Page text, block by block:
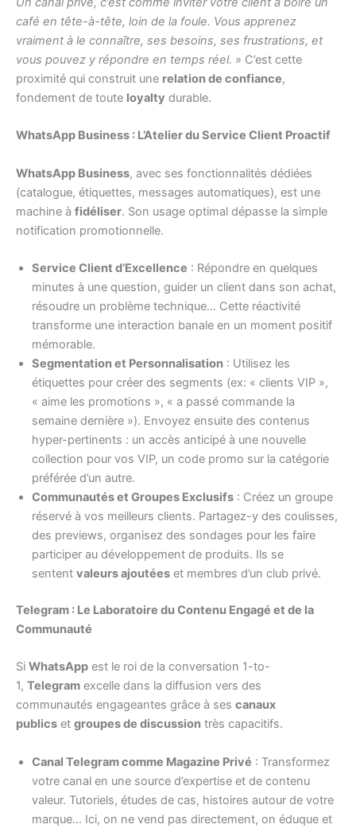
café en tête-à-tête, loin de la foule. Vous apprenez
vraiment à le connaître, ses besoins, ses frustrations, et
vous pouvez y répondre en temps réel. » C’est cette
proximité qui construit une relation de confiance,
fondement de toute loyalty durable.
WhatsApp Business : L’Atelier du Service Client Proactif
WhatsApp Business, avec ses fonctionnalités dédiées
(catalogue, étiquettes, messages automatiques), est une
machine à fidéliser. Son usage optimal dépasse la simple
notification promotionnelle.
Service Client d’Excellence : Répondre en quelques
minutes à une question, guider un client dans son achat,
résoudre un problème technique… Cette réactivité
transforme une interaction banale en un moment positif
mémorable.
Segmentation et Personnalisation : Utilisez les
étiquettes pour créer des segments (ex: « clients VIP »,
« aime les promotions », « a passé commande la
semaine dernière »). Envoyez ensuite des contenus
hyper-pertinents : un accès anticipé à une nouvelle
collection pour vos VIP, un code promo sur la catégorie
préférée d’un autre.
Communautés et Groupes Exclusifs : Créez un groupe
réservé à vos meilleurs clients. Partagez-y des coulisses,
des previews, organisez des sondages pour les faire
participer au développement de produits. Ils se
sentent valeurs ajoutées et membres d’un club privé.
Telegram : Le Laboratoire du Contenu Engagé et de la
Communauté
Si WhatsApp est le roi de la conversation 1-to-
1, Telegram excelle dans la diffusion vers des
communautés engageantes grâce à ses canaux
publics et groupes de discussion très capacitifs.
Canal Telegram comme Magazine Privé : Transformez
votre canal en une source d’expertise et de contenu
valeur. Tutoriels, études de cas, histoires autour de votre
marque… Ici, on ne vend pas directement, on éduque et